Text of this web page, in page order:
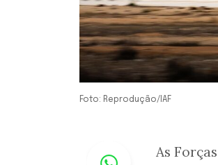
Foto: Reprodução/IAF
Whastapp
As